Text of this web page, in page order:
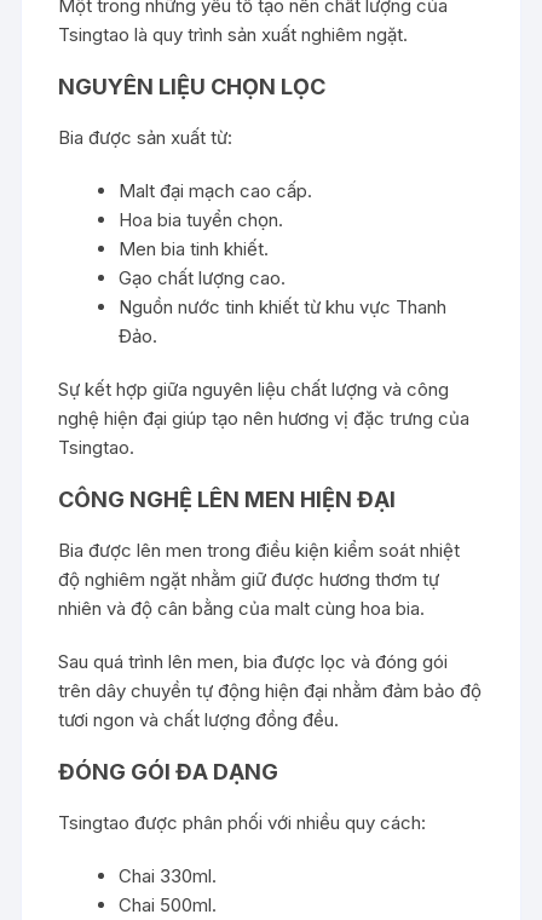
Một trong những yếu tố tạo nên chất lượng của
Tsingtao là quy trình sản xuất nghiêm ngặt.
NGUYÊN LIỆU CHỌN LỌC
Bia được sản xuất từ:
Malt đại mạch cao cấp.
Hoa bia tuyển chọn.
Men bia tinh khiết.
Gạo chất lượng cao.
Nguồn nước tinh khiết từ khu vực Thanh
Đảo.
Sự kết hợp giữa nguyên liệu chất lượng và công
nghệ hiện đại giúp tạo nên hương vị đặc trưng của
Tsingtao.
CÔNG NGHỆ LÊN MEN HIỆN ĐẠI
Bia được lên men trong điều kiện kiểm soát nhiệt
độ nghiêm ngặt nhằm giữ được hương thơm tự
nhiên và độ cân bằng của malt cùng hoa bia.
Sau quá trình lên men, bia được lọc và đóng gói
trên dây chuyền tự động hiện đại nhằm đảm bảo độ
tươi ngon và chất lượng đồng đều.
ĐÓNG GÓI ĐA DẠNG
Tsingtao được phân phối với nhiều quy cách:
Chai 330ml.
Chai 500ml.